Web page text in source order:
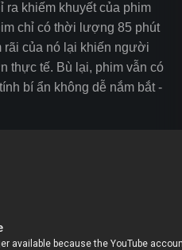
ra khiếm khuyết của phim
chỉ có thời lượng 85 phút
rãi của nó lại khiến người
thực tế. Bù lại, phim vẫn có
bí ẩn không dễ nắm bắt